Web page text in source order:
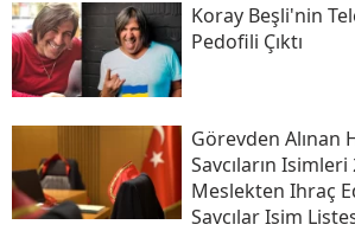
Koray Beşli'nin
Pedofili Çıktı
Görevden Alınan
Savcıların Isimleri
Meslekten Ihraç
Savcılar Isim